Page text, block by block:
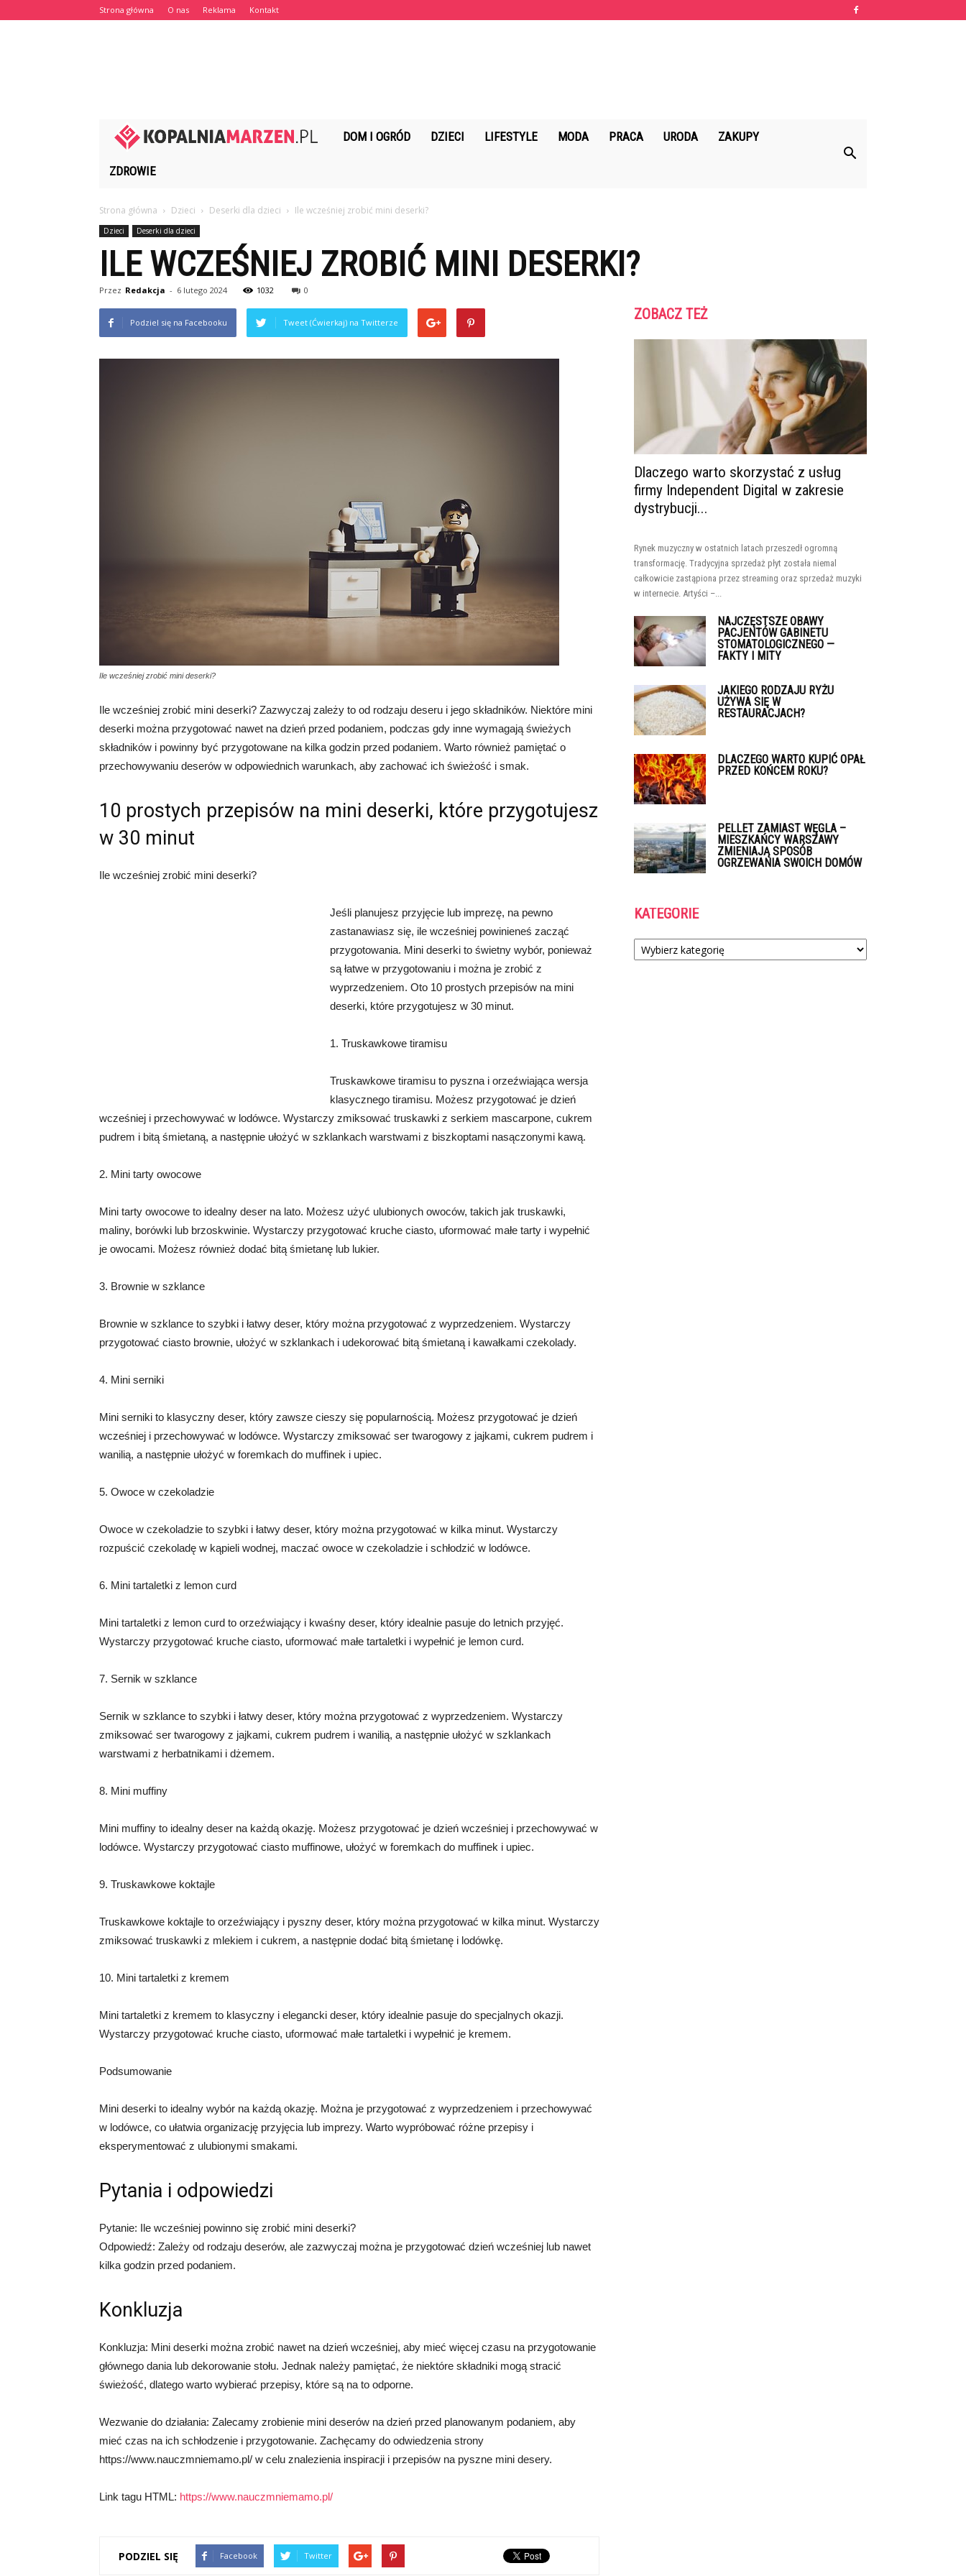
Strona główna O nas Reklama Kontakt
KopalniaMarzen.pl
DOM I OGRÓD DZIECI LIFESTYLE MODA PRACA URODA ZAKUPY
ZDROWIE
Strona główna Dzieci Deserki dla dzieci Ile wcześniej zrobić mini deserki?
Dzieci Deserki dla dzieci
ILE WCZEŚNIEJ ZROBIĆ MINI DESERKI?
Przez Redakcja - 6 lutego 2024 1032 0
Podziel się na Facebooku Tweet (Ćwierkaj) na Twitterze
Ile wcześniej zrobić mini deserki?
Ile wcześniej zrobić mini deserki? Zazwyczaj zależy to od rodzaju deseru i jego składników. Niektóre mini
deserki można przygotować nawet na dzień przed podaniem, podczas gdy inne wymagają świeżych
składników i powinny być przygotowane na kilka godzin przed podaniem. Warto również pamiętać o
przechowywaniu deserów w odpowiednich warunkach, aby zachować ich świeżość i smak.
10 prostych przepisów na mini deserki, które przygotujesz
w 30 minut
Ile wcześniej zrobić mini deserki?
Jeśli planujesz przyjęcie lub imprezę, na pewno
zastanawiasz się, ile wcześniej powinieneś zacząć
przygotowania. Mini deserki to świetny wybór, ponieważ
są łatwe w przygotowaniu i można je zrobić z
wyprzedzeniem. Oto 10 prostych przepisów na mini
deserki, które przygotujesz w 30 minut.
1. Truskawkowe tiramisu
Truskawkowe tiramisu to pyszna i orzeźwiająca wersja
klasycznego tiramisu. Możesz przygotować je dzień
wcześniej i przechowywać w lodówce. Wystarczy zmiksować truskawki z serkiem mascarpone, cukrem
pudrem i bitą śmietaną, a następnie ułożyć w szklankach warstwami z biszkoptami nasączonymi kawą.
2. Mini tarty owocowe
Mini tarty owocowe to idealny deser na lato. Możesz użyć ulubionych owoców, takich jak truskawki,
maliny, borówki lub brzoskwinie. Wystarczy przygotować kruche ciasto, uformować małe tarty i wypełnić
je owocami. Możesz również dodać bitą śmietanę lub lukier.
3. Brownie w szklance
Brownie w szklance to szybki i łatwy deser, który można przygotować z wyprzedzeniem. Wystarczy
przygotować ciasto brownie, ułożyć w szklankach i udekorować bitą śmietaną i kawałkami czekolady.
4. Mini serniki
Mini serniki to klasyczny deser, który zawsze cieszy się popularnością. Możesz przygotować je dzień
wcześniej i przechowywać w lodówce. Wystarczy zmiksować ser twarogowy z jajkami, cukrem pudrem i
wanilią, a następnie ułożyć w foremkach do muffinek i upiec.
5. Owoce w czekoladzie
Owoce w czekoladzie to szybki i łatwy deser, który można przygotować w kilka minut. Wystarczy
rozpuścić czekoladę w kąpieli wodnej, maczać owoce w czekoladzie i schłodzić w lodówce.
6. Mini tartaletki z lemon curd
Mini tartaletki z lemon curd to orzeźwiający i kwaśny deser, który idealnie pasuje do letnich przyjęć.
Wystarczy przygotować kruche ciasto, uformować małe tartaletki i wypełnić je lemon curd.
7. Sernik w szklance
Sernik w szklance to szybki i łatwy deser, który można przygotować z wyprzedzeniem. Wystarczy
zmiksować ser twarogowy z jajkami, cukrem pudrem i wanilią, a następnie ułożyć w szklankach
warstwami z herbatnikami i dżemem.
8. Mini muffiny
Mini muffiny to idealny deser na każdą okazję. Możesz przygotować je dzień wcześniej i przechowywać w
lodówce. Wystarczy przygotować ciasto muffinowe, ułożyć w foremkach do muffinek i upiec.
9. Truskawkowe koktajle
Truskawkowe koktajle to orzeźwiający i pyszny deser, który można przygotować w kilka minut. Wystarczy
zmiksować truskawki z mlekiem i cukrem, a następnie dodać bitą śmietanę i lodówkę.
10. Mini tartaletki z kremem
Mini tartaletki z kremem to klasyczny i elegancki deser, który idealnie pasuje do specjalnych okazji.
Wystarczy przygotować kruche ciasto, uformować małe tartaletki i wypełnić je kremem.
Podsumowanie
Mini deserki to idealny wybór na każdą okazję. Można je przygotować z wyprzedzeniem i przechowywać
w lodówce, co ułatwia organizację przyjęcia lub imprezy. Warto wypróbować różne przepisy i
eksperymentować z ulubionymi smakami.
Pytania i odpowiedzi
Pytanie: Ile wcześniej powinno się zrobić mini deserki?
Odpowiedź: Zależy od rodzaju deserów, ale zazwyczaj można je przygotować dzień wcześniej lub nawet
kilka godzin przed podaniem.
Konkluzja
Konkluzja: Mini deserki można zrobić nawet na dzień wcześniej, aby mieć więcej czasu na przygotowanie
głównego dania lub dekorowanie stołu. Jednak należy pamiętać, że niektóre składniki mogą stracić
świeżość, dlatego warto wybierać przepisy, które są na to odporne.
Wezwanie do działania: Zalecamy zrobienie mini deserów na dzień przed planowanym podaniem, aby
mieć czas na ich schłodzenie i przygotowanie. Zachęcamy do odwiedzenia strony
https://www.nauczmniemamo.pl/ w celu znalezienia inspiracji i przepisów na pyszne mini desery.
Link tagu HTML: https://www.nauczmniemamo.pl/
PODZIEL SIĘ Facebook Twitter
ZOBACZ TEŻ
Dlaczego warto skorzystać z usług
firmy Independent Digital w zakresie
dystrybucji...
Rynek muzyczny w ostatnich latach przeszedł ogromną
transformację. Tradycyjna sprzedaż płyt została niemal
całkowicie zastąpiona przez streaming oraz sprzedaż muzyki
w internecie. Artyści –...
NAJCZĘSTSZE OBAWY
PACJENTÓW GABINETU
STOMATOLOGICZNEGO —
FAKTY I MITY
JAKIEGO RODZAJU RYŻU
UŻYWA SIĘ W
RESTAURACJACH?
DLACZEGO WARTO KUPIĆ OPAŁ
PRZED KOŃCEM ROKU?
PELLET ZAMIAST WĘGLA –
MIESZKAŃCY WARSZAWY
ZMIENIAJĄ SPOSÓB
OGRZEWANIA SWOICH DOMÓW
KATEGORIE
Kategorie